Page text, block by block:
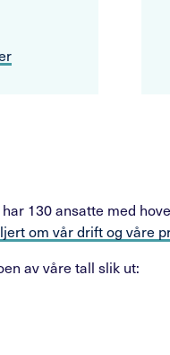
130 ansatte med
om vår drift og våre
av våre tall slik ut: